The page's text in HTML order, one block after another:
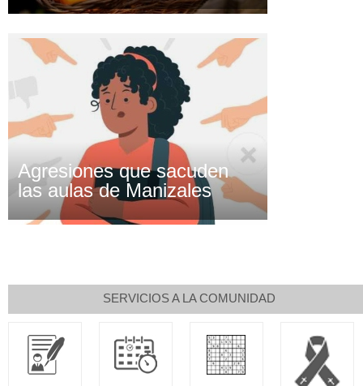
Agresiones que sacuden
las aulas de Manizales
SERVICIOS A LA COMUNIDAD